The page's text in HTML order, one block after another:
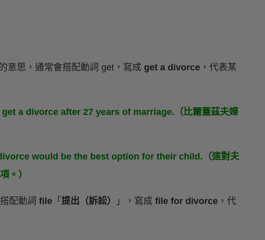
意思，通常會搭配動詞 get，寫成 get a divorce ，代表某
a divorce after 27 years of marriage.（比爾蓋茲夫婦
would be the best option for their child.（這對夫
。）
配動詞 file 「 提出（訴訟） 」，寫成 file for divorce ，代